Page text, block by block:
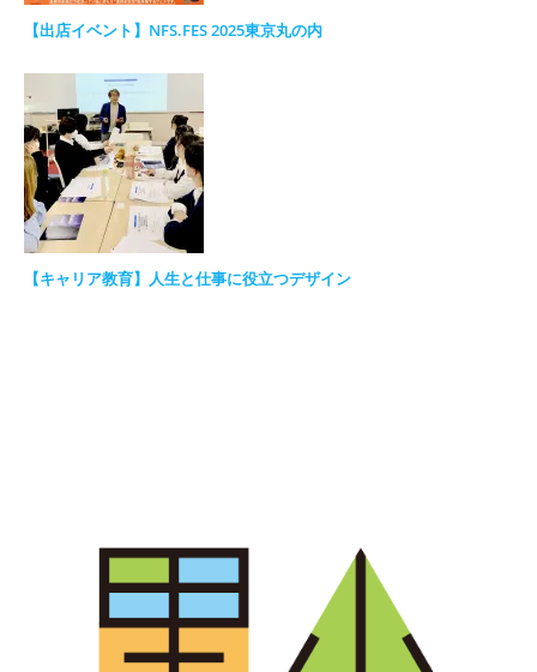
【出店イベント】NFS.FES 2025東京丸の内
【キャリア教育】人生と仕事に役立つデザイン